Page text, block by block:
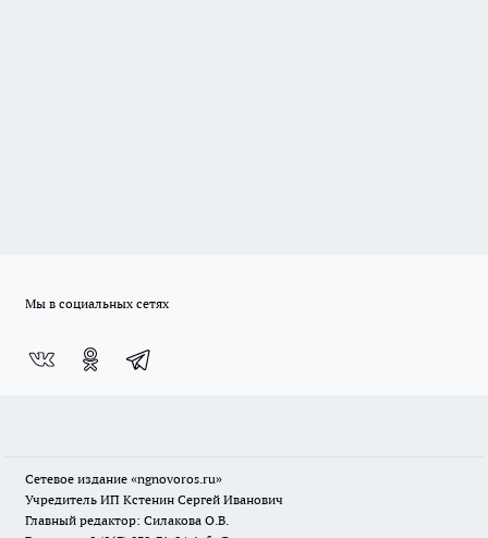
Мы в социальных сетях
Сетевое издание «ngnovoros.ru»
Учредитель ИП Кстенин Сергей Иванович
Главный редактор: Силакова О.В.